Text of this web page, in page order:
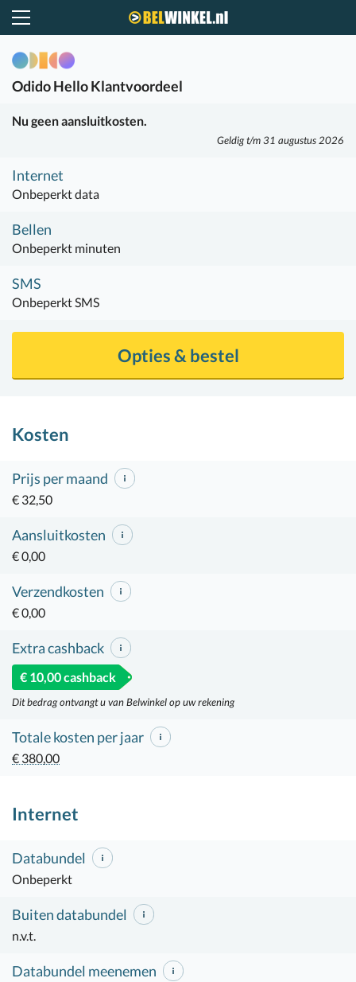
OdidoHello Klantvoordeel
Nu geen aansluitkosten.
Geldig t/m 31 augustus 2026
Internet
Onbeperkt data
Bellen
Onbeperkt minuten
SMS
Onbeperkt SMS
Opties & bestel
Kosten
Prijs per maand
€ 32,50
Aansluitkosten
€ 0,00
Verzendkosten
€ 0,00
Extra cashback
€ 10,00 cashback
Dit bedrag ontvangt u van Belwinkel op uw rekening
Totale kosten per jaar
€ 380,00
Internet
Databundel
Onbeperkt
Buiten databundel
n.v.t.
Databundel meenemen